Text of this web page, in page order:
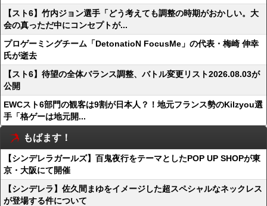
【スト6】竹内ジョン選手「どう考えても調整の時期がおかしい。大
会の真っただ中にコンセプトが...
プロゲーミングチーム「DetonatioN FocusMe」の代表・梅崎 伸幸
氏が逝去
【スト6】待望の全体バランス調整、バトル変更リスト2026.08.03が
公開
EWCスト6部門の観客は9割が日本人？！地元フランス勢のKilzyou選
手「格ゲーは地元開...
もばます！
【シンデレラガールズ】百鬼夜行をテーマとしたPOP UP SHOPが東
京・大阪にて開催
【シンデレラ】佐久間まゆをイメージした超スペシャルなネックレス
が登場する件について